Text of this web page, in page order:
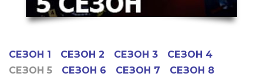
СЕЗОН 1 СЕЗОН 2 СЕЗОН 3
СЕЗОН 4
СЕЗОН 5
СЕЗОН 6 СЕЗОН 7
СЕЗОН 8